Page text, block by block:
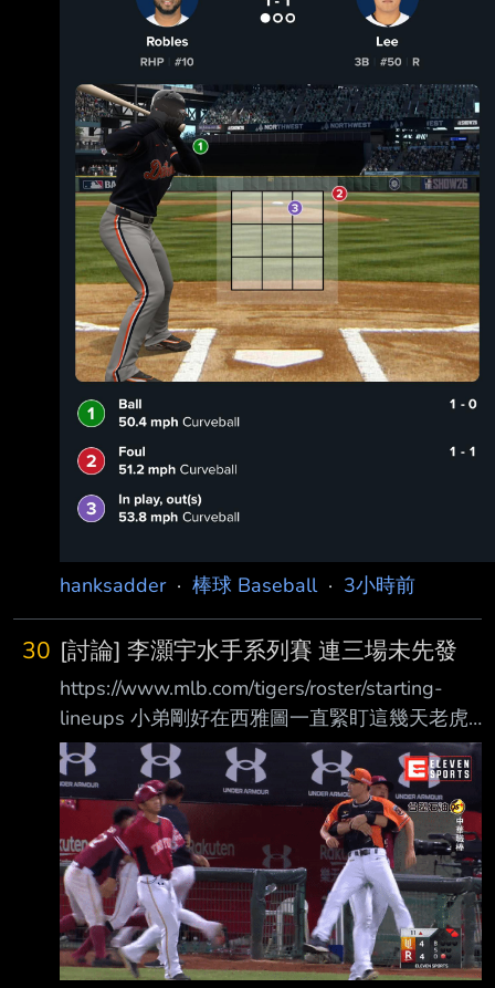
hanksadder· 棒球 Baseball· 3小時前
30 [討論] 李灝宇水手系列賽 連三場未先發
https://www.mlb.com/tigers/roster/starting-
lineups 小弟剛好在西雅圖一直緊盯這幾天老虎
先發名單，想說要進場支持一下 結果水手五個
輪值都是右投，看起來灝宇還是機會不多，這三
場都沒先發 如上篇LIVE文提到 其實就是老虎傷
兵陸續歸隊，跟還是優先給高薪資深選手 競爭
對手最近也比較火燙QQ 希望灝宇繼續加油 --
誰在一壘 Ver.2017 經典賽中華隊
http://i.imgur.com/iXIaooq.gif 2020 大餅起飛
https://i.imgu